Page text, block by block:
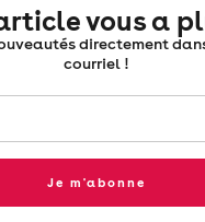
vous a
directement
courriel !
Je m'abonne